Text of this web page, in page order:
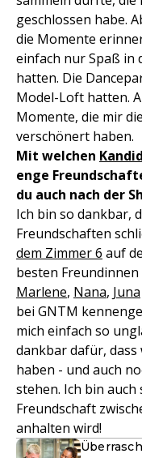
geschlossen habe.
die Momente
einfach nur Spaß in
hatten. Die
Model-Loft hatten.
Momente, die mir
verschönert haben.
Mit welchen
enge
du auch nach der
Ich bin so dankbar,
Freundschaften
dem Zimmer 6 auf
besten
Marlene, Nana, Juna
bei GNTM
mich einfach so
dankbar dafür,
haben - und auch
stehen. Ich bin
Freundschaft
anhalten wird!